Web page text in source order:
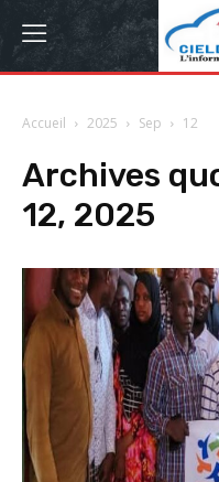
Accueil 2025 Sep 12
Archives
12, 2025